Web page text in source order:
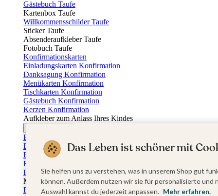
Gästebuch Taufe
Kartenbox Taufe
Willkommensschilder Taufe
Sticker Taufe
Absenderaufkleber Taufe
Fotobuch Taufe
Konfirmationskarten
Einladungskarten Konfirmation
Danksagung Konfirmation
Menükarten Konfirmation
Tischkarten Konfirmation
Gästebuch Konfirmation
Kerzen Konfirmation
Aufkleber zum Anlass Ihres Kindes
Einladungskarten Firmung
Dankeskarten Firmung
Einschulungskarten
Einladungskarten Einschulung
Danksagung Einschulung
Muttertag
Fotogeschenke Muttertag
Das Leben ist schöner mit
Sie helfen uns zu verstehen, was in unserem Shop gut
können. Außerdem nutzen wir sie für personalisierte
Auswahl kannst du jederzeit anpassen. Mehr erfahren.